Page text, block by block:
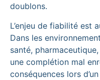
doublons.
L’enjeu de fiabilité est
Dans les
santé,
une complétion mal
conséquences lors